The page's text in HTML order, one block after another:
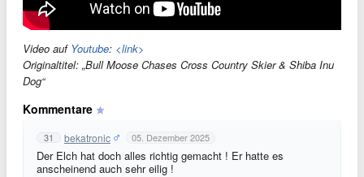
Video auf Youtube: <link>
Originaltitel: „Bull Moose Chases Cross Country Skier & Shiba Inu
Dog“
Kommentare
31 bekatronic 05. Dezember 2025
Der Elch hat doch alles richtig gemacht ! Er hatte es
anscheinend auch sehr eilig !